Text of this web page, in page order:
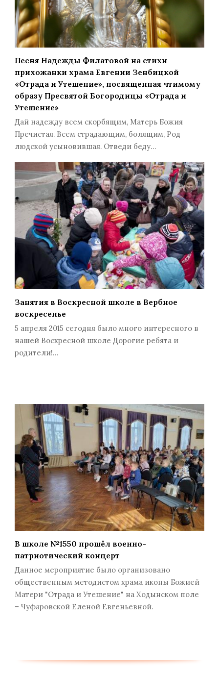
Песня Надежды Филатовой на стихи
прихожанки храма Евгении Зенбицкой
«Отрада и Утешение», посвященная чтимому
образу Пресвятой Богородицы «Отрада и
Утешение»
Дай надежду всем скорбящим, Матерь Божия
Пречистая. Всем страдающим, болящим, Род
людской усыновившая. Отведи беду…
Занятия в Воскресной школе в Вербное
воскресенье
5 апреля 2015 сегодня было много интересного в
нашей Воскресной школе Дорогие ребята и
родители!…
В школе №1550 прошёл военно-
патриотический концерт
Данное мероприятие было организовано
общественным методистом храма иконы Божией
Матери "Отрада и Утешение" на Ходынском поле
– Чуфаровской Еленой Евгеньевной.